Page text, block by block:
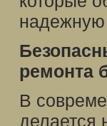
надежную
ремонта
В
делается